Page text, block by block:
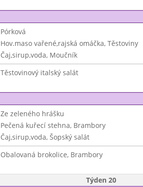
Pórková
Hov.maso vařené,rajská omáčka, Těstoviny
Čaj,sirup,voda, Moučník
Těstovinový italský salát
Ze zeleného hrášku
Pečená kuřecí stehna, Brambory
Čaj,sirup,voda, Šopský salát
Obalovaná brokolice, Brambory
Týden 20